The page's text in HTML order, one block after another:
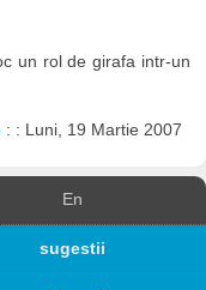
un rol de girafa intr-un
: : Luni, 19 Martie 2007
En
sugestii